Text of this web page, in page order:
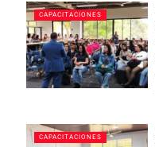
CAPACITACIONES
CAPACITACIONES